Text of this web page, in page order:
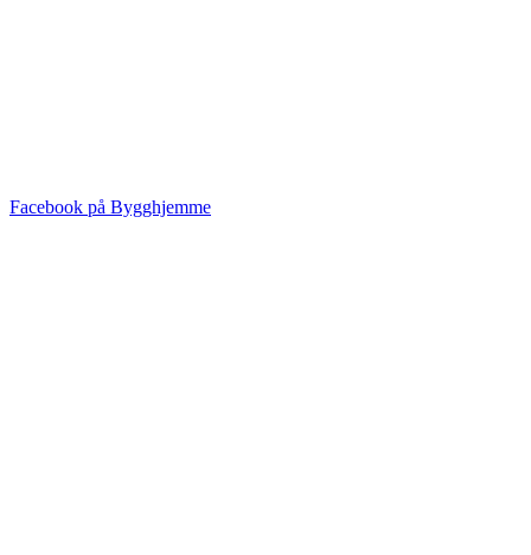
Facebook på Bygghjemme